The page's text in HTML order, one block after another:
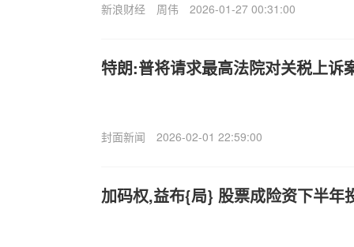
新浪财经 周伟 2026-01-27 00:31:00
特朗:普将请求最高法院对关税上诉
封面新闻 2026-02-01 22:59:00
加码权,益布{局} 股票成险资下半年